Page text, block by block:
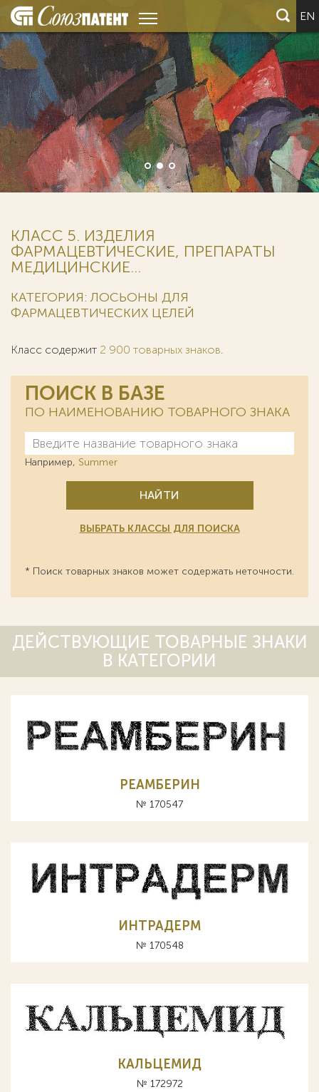
EN
КЛАСС 5. ИЗДЕЛИЯ
ФАРМАЦЕВТИЧЕСКИЕ, ПРЕПАРАТЫ
МЕДИЦИНСКИЕ...
КАТЕГОРИЯ: ЛОСЬОНЫ ДЛЯ
ФАРМАЦЕВТИЧЕСКИХ ЦЕЛЕЙ
Класс содержит 2 900 товарных знаков.
ПОИСК В БАЗЕ
ПО НАИМЕНОВАНИЮ ТОВАРНОГО ЗНАКА
Например, Summer
НАЙТИ
ВЫБРАТЬ КЛАССЫ ДЛЯ ПОИСКА
* Поиск товарных знаков может содержать неточности.
ДЕЙСТВУЮЩИЕ ТОВАРНЫЕ ЗНАКИ
В КАТЕГОРИИ
РЕАМБЕРИН
№ 170547
ИНТРАДЕРМ
№ 170548
КАЛЬЦЕМИД
№ 172972